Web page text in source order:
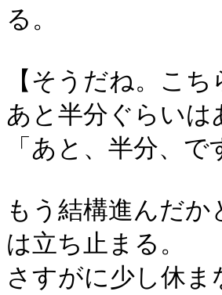
る。
【そうだね。こ
あと半分ぐらいは
「あと、半分、で
もう結構進んだ
は立ち止まる。
さすがに少し休ま